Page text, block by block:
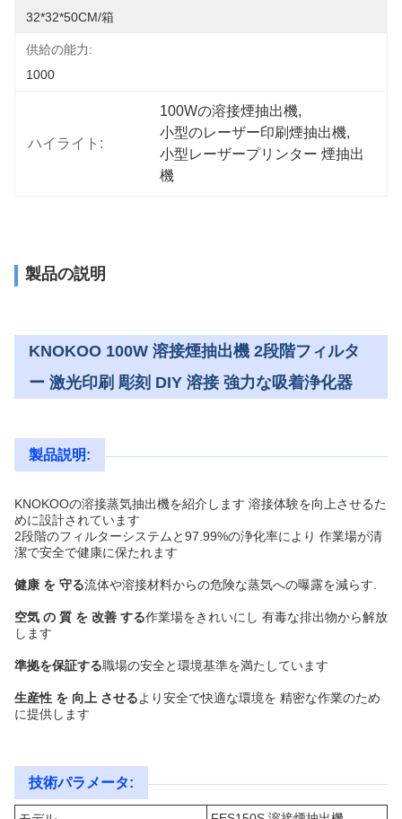
32*32*50CM/箱
供給の能力:
1000
ハイライト:
100Wの溶接煙抽出機,
小型のレーザー印刷煙抽出機,
小型レーザープリンター 煙抽出
機
製品の説明
KNOKOO 100W 溶接煙抽出機 2段階フィルタ
ー 激光印刷 彫刻 DIY 溶接 強力な吸着浄化器
製品説明:
KNOKOOの溶接蒸気抽出機を紹介します 溶接体験を向上させるた
めに設計されています
2段階のフィルターシステムと97.99%の浄化率により 作業場が清
潔で安全で健康に保たれます
健康 を 守る流体や溶接材料からの危険な蒸気への曝露を減らす.
空気 の 質 を 改善 する作業場をきれいにし 有毒な排出物から解放
します
準拠を保証する職場の安全と環境基準を満たしています
生産性 を 向上 させるより安全で快適な環境を 精密な作業のため
に提供します
技術パラメータ: